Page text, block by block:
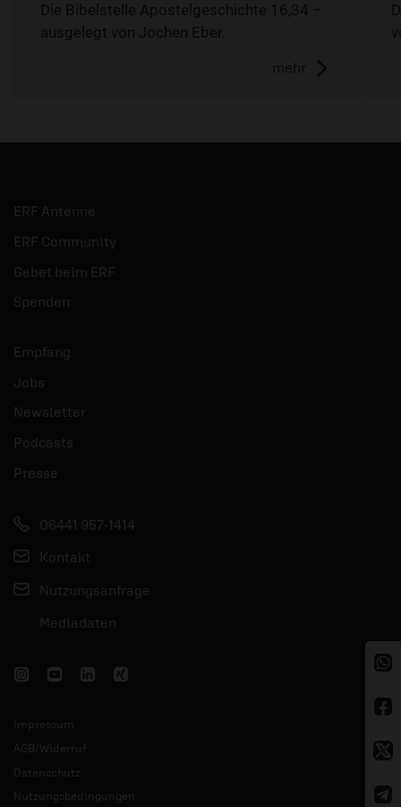
Die Bibelstelle Apostelgeschichte 16,34 –
ausgelegt von Jochen Eber.
mehr
ERF Antenne
ERF Community
Gebet beim ERF
Spenden
Empfang
Jobs
Newsletter
Podcasts
Presse
06441 957-1414
Kontakt
Nutzungsanfrage
Mediadaten
Impressum
AGB/Widerruf
Datenschutz
Nutzungsbedingungen